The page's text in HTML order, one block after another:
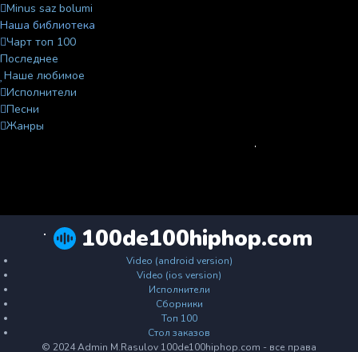
Minus saz bolumi
Наша библиотека
Чарт топ 100
Последнее
Наше любимое
Исполнители
Песни
Жанры
100de100hiphop.com
Video (android version)
Video (ios version)
Исполнители
Сборники
Топ 100
Стол заказов
© 2024 Admin M.Rasulov 100de100hiphop.com - все права